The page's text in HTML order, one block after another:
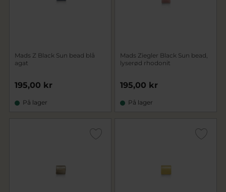
Mads Z Black Sun bead blå
agat
195,00 kr
På lager
Mads Ziegler Black Sun bead,
lyserød rhodonit
195,00 kr
På lager